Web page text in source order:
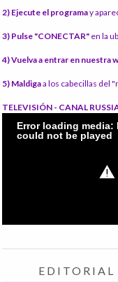
2) Ejecute el programay
3) Pulse "CONECTAR" en la
4) Vuelva a entrar en nuestra
5) Maldigaa los cabecillas del
TELEVISIÓN - CANAL
EDITORIAL